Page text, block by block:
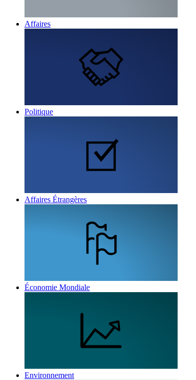
Affaires
Politique
Affaires Étrangères
Économie Mondiale
Environnement